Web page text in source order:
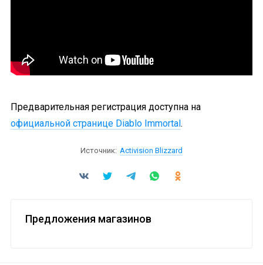
Предварительная регистрация доступна на
официальной странице Diablo Immortal.
Источник: Activision Blizzard
Предложения магазинов